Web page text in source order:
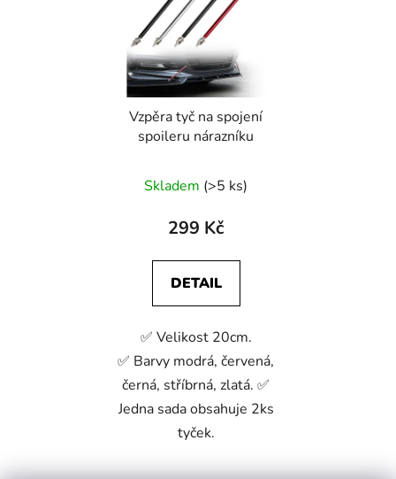
Vzpěra tyč na spojení
spoileru nárazníku
Skladem (>5 ks)
299 Kč
DETAIL
✅ Velikost 20cm.
✅ Barvy modrá, červená,
černá, stříbrná, zlatá. ✅
Jedna sada obsahuje 2ks
tyček.